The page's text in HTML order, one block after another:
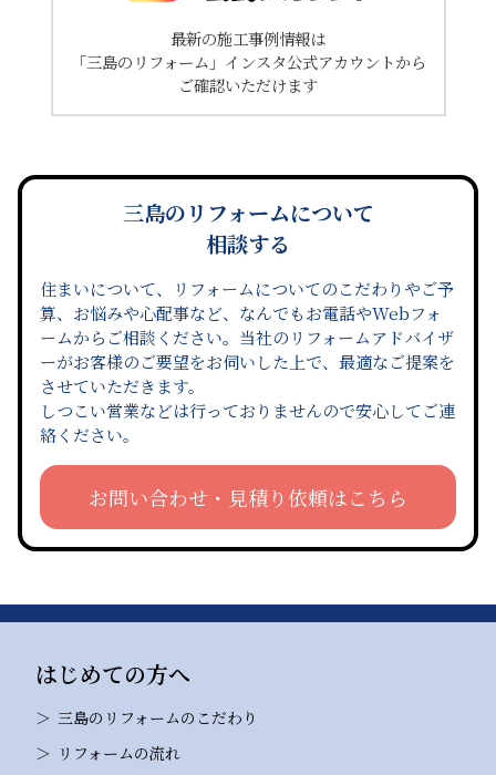
最新の施工事例情報は
「三島のリフォーム」インスタ公式アカウントから
ご確認いただけます
三島のリフォームについて
相談する
住まいについて、リフォームについてのこだわりやご予
算、お悩みや心配事など、なんでもお電話やWebフォ
ームからご相談ください。当社のリフォームアドバイザ
ーがお客様のご要望をお伺いした上で、最適なご提案を
させていただきます。
しつこい営業などは行っておりませんので安心してご連
絡ください。
お問い合わせ・見積り依頼はこちら
はじめての方へ
三島のリフォームのこだわり
リフォームの流れ